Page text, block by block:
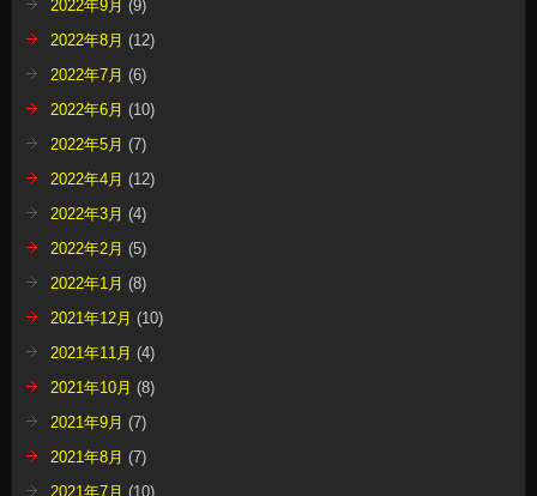
2022年9月 (9)
2022年8月 (12)
2022年7月 (6)
2022年6月 (10)
2022年5月 (7)
2022年4月 (12)
2022年3月 (4)
2022年2月 (5)
2022年1月 (8)
2021年12月 (10)
2021年11月 (4)
2021年10月 (8)
2021年9月 (7)
2021年8月 (7)
2021年7月 (10)